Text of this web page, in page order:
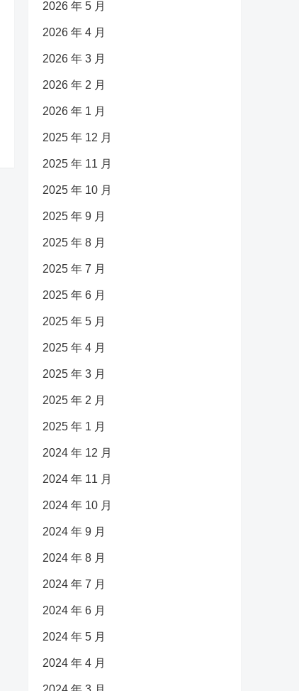
2026 年 5 月
2026 年 4 月
2026 年 3 月
2026 年 2 月
2026 年 1 月
2025 年 12 月
2025 年 11 月
2025 年 10 月
2025 年 9 月
2025 年 8 月
2025 年 7 月
2025 年 6 月
2025 年 5 月
2025 年 4 月
2025 年 3 月
2025 年 2 月
2025 年 1 月
2024 年 12 月
2024 年 11 月
2024 年 10 月
2024 年 9 月
2024 年 8 月
2024 年 7 月
2024 年 6 月
2024 年 5 月
2024 年 4 月